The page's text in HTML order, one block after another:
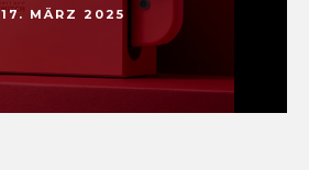
17. MÄRZ 2025